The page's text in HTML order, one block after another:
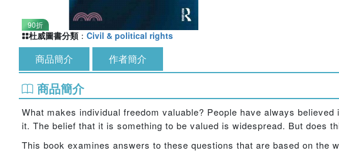
90折
杜威圖書分類 ： Civil & political rights
商品簡介 作者簡介
商品簡介
What makes individual freedom valuable? People have always
it. The belief that it is something to be valued is widespread. But does
This book examines answers to these questions that are based on the